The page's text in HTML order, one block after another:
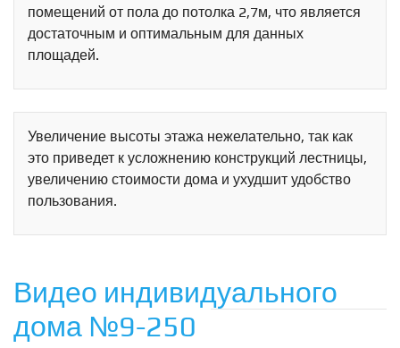
помещений от пола до потолка 2,7м, что является
достаточным и оптимальным для данных
площадей.
Увеличение высоты этажа нежелательно, так как
это приведет к усложнению конструкций лестницы,
увеличению стоимости дома и ухудшит удобство
пользования.
Видео индивидуального
дома №9-250
Спутник